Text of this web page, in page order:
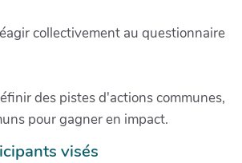
collectivement au questionnaire
des pistes d'actions communes,
pour gagner en impact.
visés